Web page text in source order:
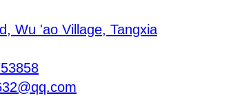
Wu 'ao Village, Tangxia